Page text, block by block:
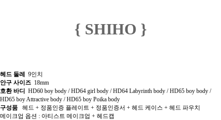
{ SHIHO }
헤드 둘레 9인치
안구 사이즈 18mm
호환 바디 HD60 boy body / HD64 girl body / HD64 Labyrinth body / HD65 boy body /
HD65 boy Attractive body / HD65 boy Poika body
구성품
헤드 + 정품인증 플레이트 + 정품인증서 + 헤드 케이스 + 헤드 파우치
메이크업 옵션 : 아티스트 메이크업 + 헤드캡